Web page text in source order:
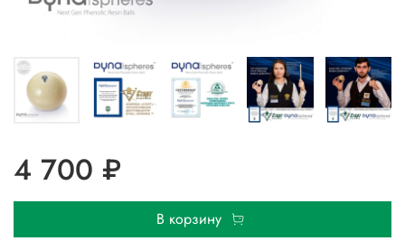
4 700 ₽
В корзину